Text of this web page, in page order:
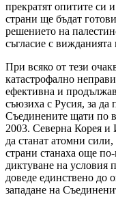
прекратят опитите си
страни ще бъдат
решението на
съгласие с вижданията
При всяко от тези
катастрофално
ефективна и
съюзиха с Русия, за
Съединените щати по
2003. Северна Корея и
да станат атомни
страни станаха още
диктуване на условия
доведе единствено до
западане на